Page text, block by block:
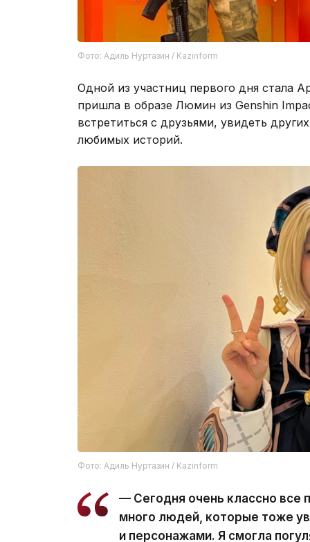
Фото: Адиль Нуртазин / Kazinform
Одной из участниц первого дня стала
пришла в образе Люмин из Genshin
встретиться с друзьями, увидеть
любимых историй.
Фото: Адиль Нуртазин / Kazinform
— Сегодня очень классно все
много людей, которые тоже
и персонажами. Я смогла